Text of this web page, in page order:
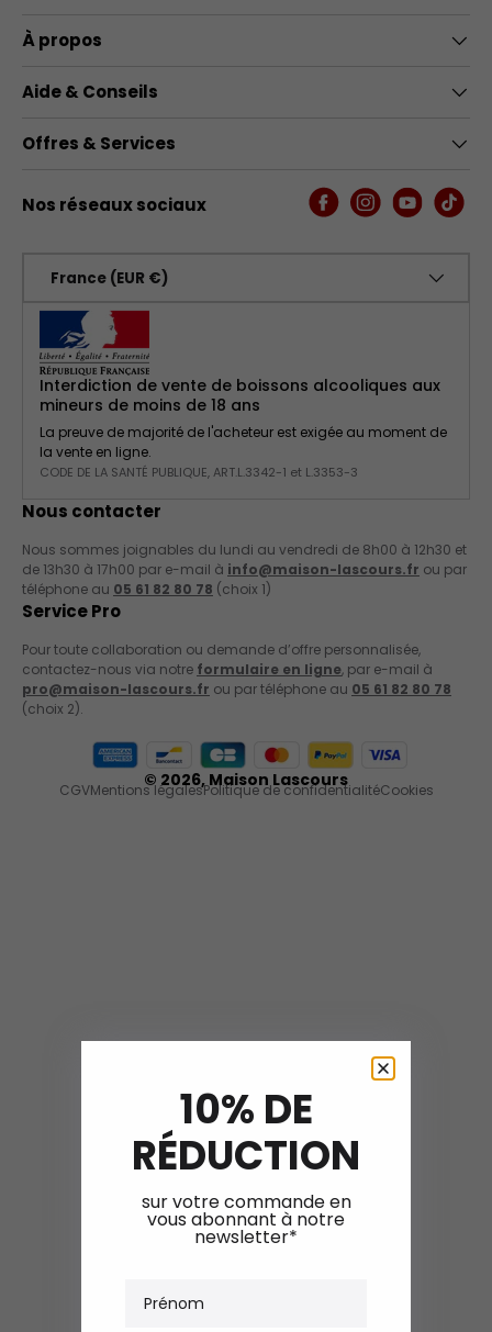
À propos
Aide & Conseils
Offres & Services
Nos réseaux sociaux FacebookInstagram
YouTube
France (EUR €)
Interdiction de vente de boissons alcooliques aux
mineurs de moins de 18 ans
La preuve de majorité de l'acheteur est exigée au moment de
la vente en ligne.
CODE DE LA SANTÉ PUBLIQUE, ART.L.3342-1 et L.3353-3
Nous contacter
Nous sommes joignables du lundi au vendredi de 8h00 à 12h30 et
de 13h30 à 17h00 par e-mail à info@maison-lascours.fr ou par
téléphone au 05 61 82 80 78 (choix 1)
Service Pro
Pour toute collaboration ou demande d’offre personnalisée,
contactez-nous via notre formulaire en ligne, par e-mail à
pro@maison-lascours.fr ou par téléphone au 05 61 82 80 78
(choix 2).
Moyens de paiement acceptés
© 2026,Maison Lascours
CGVMentions légalesPolitique de confidentialitéCookies
10% DE
RÉDUCTION
sur votre commande en
vous abonnant à notre
newsletter*